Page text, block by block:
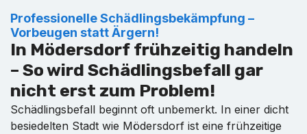
Professionelle Schädlingsbekämpfung –
Vorbeugen statt Ärgern!
In Mödersdorf frühzeitig handeln
– So wird Schädlingsbefall gar
nicht erst zum Problem!
Schädlingsbefall beginnt oft unbemerkt. In einer dicht
besiedelten Stadt wie Mödersdorf ist eine frühzeitige